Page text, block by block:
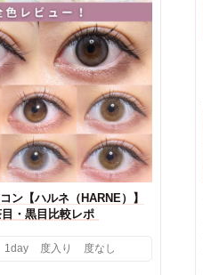
ン【ハルネ（HARNE）】
・黒目比較レポ
1day 度入り 度なし